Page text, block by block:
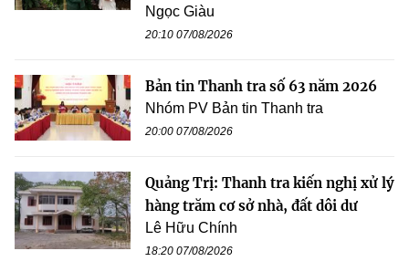
Ngọc Giàu
20:10 07/08/2026
Bản tin Thanh tra số 63 năm 2026
Nhóm PV Bản tin Thanh tra
20:00 07/08/2026
Quảng Trị: Thanh tra kiến nghị xử lý
hàng trăm cơ sở nhà, đất dôi dư
Lê Hữu Chính
18:20 07/08/2026